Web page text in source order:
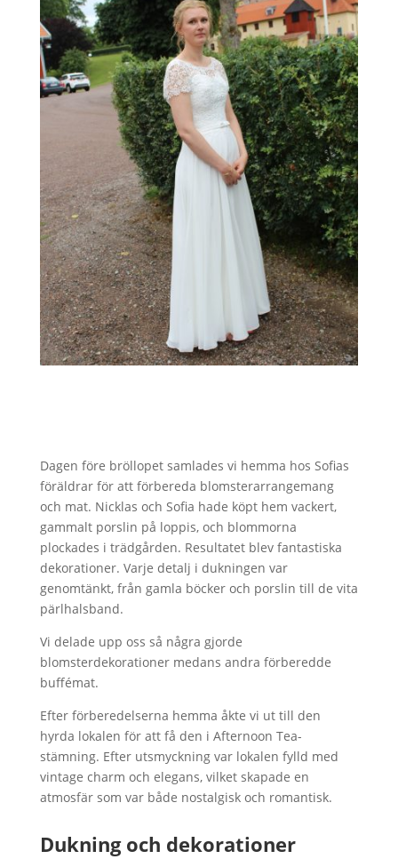
Dagen före bröllopet samlades vi hemma hos Sofias
föräldrar för att förbereda blomsterarrangemang
och mat. Nicklas och Sofia hade köpt hem vackert,
gammalt porslin på loppis, och blommorna
plockades i trädgården. Resultatet blev fantastiska
dekorationer. Varje detalj i dukningen var
genomtänkt, från gamla böcker och porslin till de vita
pärlhalsband.
Vi delade upp oss så några gjorde
blomsterdekorationer medans andra förberedde
buffémat.
Efter förberedelserna hemma åkte vi ut till den
hyrda lokalen för att få den i Afternoon Tea-
stämning. Efter utsmyckning var lokalen fylld med
vintage charm och elegans, vilket skapade en
atmosfär som var både nostalgisk och romantisk.
Dukning och dekorationer